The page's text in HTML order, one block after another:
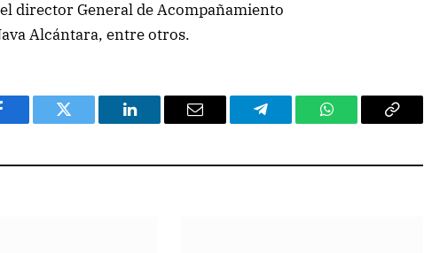
director General de Acompañamiento
Alcántara, entre otros.
Twitter LinkedIn Email Telegram WhatsAppCopy